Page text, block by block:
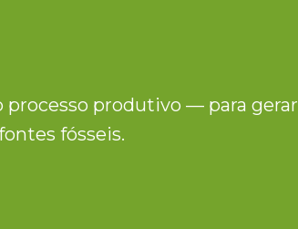
produtivo — para gerar
fósseis.